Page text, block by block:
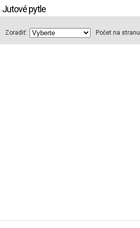
Jutové pytle
Zoradiť: Počet na